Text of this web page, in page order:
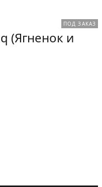
ПОД ЗАКАЗ
(Ягненок и